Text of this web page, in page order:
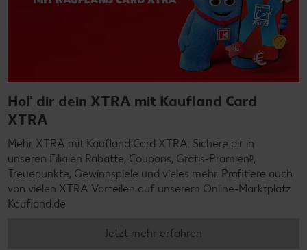
Hol' dir dein XTRA mit Kaufland Card
XTRA
Mehr XTRA mit Kaufland Card XTRA: Sichere dir in
unseren Filialen Rabatte, Coupons, Gratis-Prämienᵖ,
Treuepunkte, Gewinnspiele und vieles mehr. Profitiere auch
von vielen XTRA Vorteilen auf unserem Online-Marktplatz
Kaufland.de
Jetzt mehr erfahren